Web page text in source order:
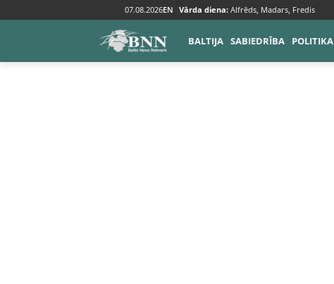
07.08.2026EN Vārda diena: Alfrēds, Madars, Fredis
BALTIJA SABIEDRĪBA POLITIKA
Tags Valsts IT sistēmas